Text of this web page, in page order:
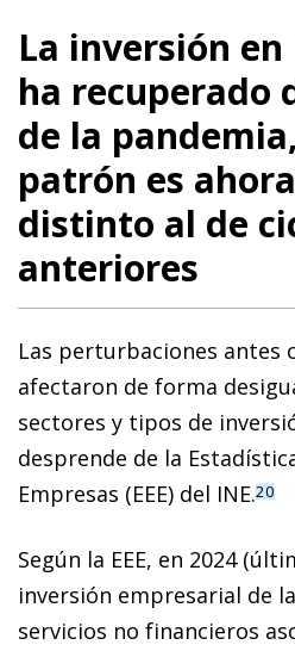
La inversión en
ha recuperado
de la
patrón es
distinto al de
anteriores
Las perturbaciones antes
afectaron de forma
sectores y tipos de
desprende de la
Empresas (EEE) del INE.20
Según la EEE, en 2024
inversión empresarial de
servicios no financieros